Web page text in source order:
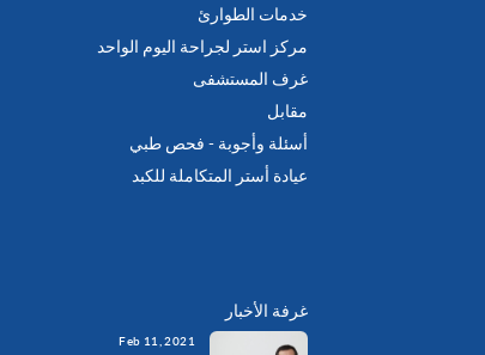
خدمات الطوارئ
مركز استر لجراحة اليوم الواحد
غرف المستشفى
مقابل
أسئلة وأجوبة - فحص طبي
عيادة أستر المتكاملة للكبد
غرفة الأخبار
Feb 11, 2021